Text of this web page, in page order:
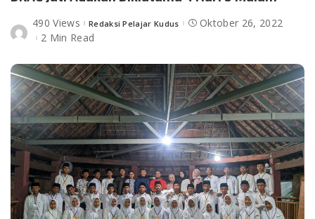
490 ViewsPosted
by
Redaksi Pelajar Kudus
Oktober 26, 2022
2 Min Read